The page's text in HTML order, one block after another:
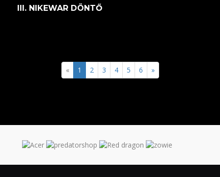
III. NIKEWAR DÖNTŐ
« 1 2 3 4 5 6 »